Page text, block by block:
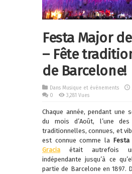
Festa Major
– Fête
de Barcelone!
Dans Musique et événements
0
3,281 Vues
Chaque année, pendant une
du mois d’Août, l’une
traditionnelles, connues, et
est connue comme la
Gracia était autrefois
indépendante jusqu’à ce
partie de Barcelone en 1897.